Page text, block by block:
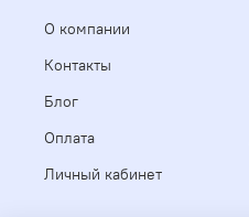
О компании
Контакты
Блог
Оплата
Личный кабинет